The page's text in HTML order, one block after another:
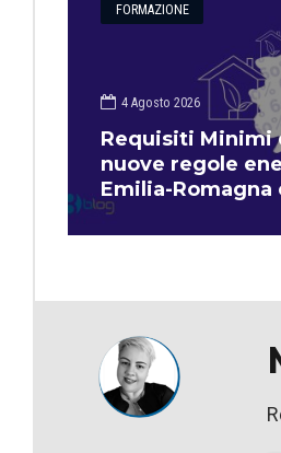
FORMAZIONE
4 Agosto 2026
Requisiti Minimi
nuove regole
Emilia-Romagna